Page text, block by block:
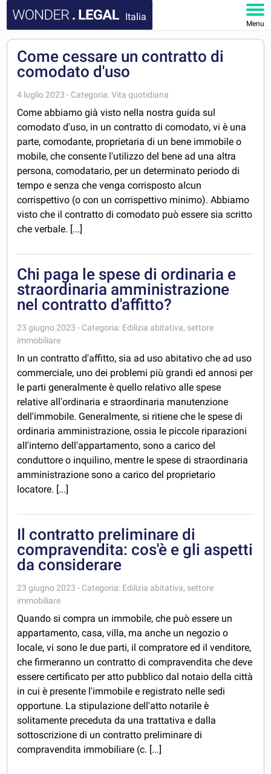
Italia
Menu
DOCUMENTI
FAQ
IL MIO ACCOUNT
Come cessare un contratto di
comodato d'uso
4 luglio 2023 - Categoria: Vita quotidiana
Come abbiamo già visto nella nostra guida sul
comodato d'uso, in un contratto di comodato, vi è una
parte, comodante, proprietaria di un bene immobile o
mobile, che consente l'utilizzo del bene ad una altra
persona, comodatario, per un determinato periodo di
tempo e senza che venga corrisposto alcun
corrispettivo (o con un corrispettivo minimo). Abbiamo
visto che il contratto di comodato può essere sia scritto
che verbale. [...]
Chi paga le spese di ordinaria e
straordinaria amministrazione
nel contratto d'affitto?
23 giugno 2023 - Categoria: Edilizia abitativa, settore
immobiliare
In un contratto d'affitto, sia ad uso abitativo che ad uso
commerciale, uno dei problemi più grandi ed annosi per
le parti generalmente è quello relativo alle spese
relative all'ordinaria e straordinaria manutenzione
dell'immobile. Generalmente, si ritiene che le spese di
ordinaria amministrazione, ossia le piccole riparazioni
all'interno dell'appartamento, sono a carico del
conduttore o inquilino, mentre le spese di straordinaria
amministrazione sono a carico del proprietario
locatore. [...]
Il contratto preliminare di
compravendita: cos'è e gli aspetti
da considerare
23 giugno 2023 - Categoria: Edilizia abitativa, settore
immobiliare
Quando si compra un immobile, che può essere un
appartamento, casa, villa, ma anche un negozio o
locale, vi sono le due parti, il compratore ed il venditore,
che firmeranno un contratto di compravendita che deve
essere certificato per atto pubblico dal notaio della città
in cui è presente l'immobile e registrato nelle sedi
opportune. La stipulazione dell'atto notarile è
solitamente preceduta da una trattativa e dalla
sottoscrizione di un contratto preliminare di
compravendita immobiliare (c. [...]